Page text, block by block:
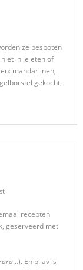
ze bespoten
in je eten of
mandarijnen,
gekocht,
recepten
geserveerd met
…). En pilav is